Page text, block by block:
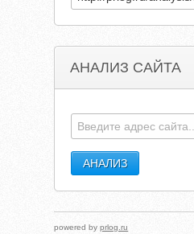
АНАЛИЗ САЙТА
powered byprlog.ru